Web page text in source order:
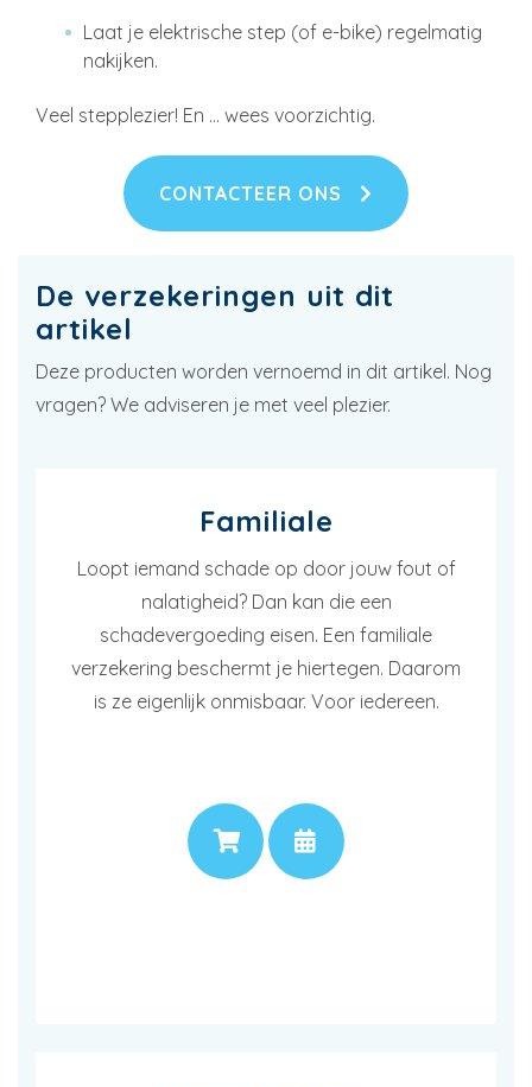
Laat je elektrische step (of e-bike) regelmatig
nakijken.
Veel stepplezier! En … wees voorzichtig.
CONTACTEER ONS
De verzekeringen uit dit
artikel
Deze producten worden vernoemd in dit artikel. Nog
vragen? We adviseren je met veel plezier.
Familiale
Loopt iemand schade op door jouw fout of
nalatigheid? Dan kan die een
schadevergoeding eisen. Een familiale
verzekering beschermt je hiertegen. Daarom
is ze eigenlijk onmisbaar. Voor iedereen.
PRIJS